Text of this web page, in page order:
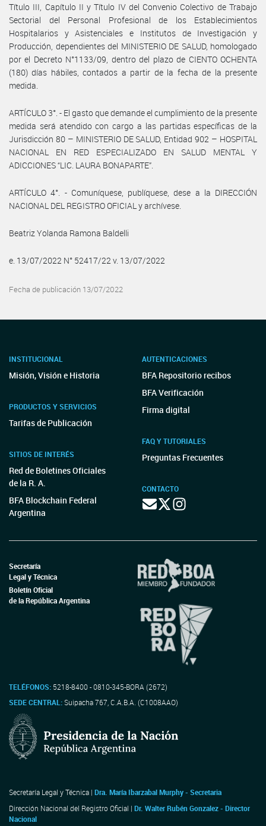
Título III, Capítulo II y Título IV del Convenio Colectivo de Trabajo
Sectorial del Personal Profesional de los Establecimientos
Hospitalarios y Asistenciales e Institutos de Investigación y
Producción, dependientes del MINISTERIO DE SALUD, homologado
por el Decreto N°1133/09, dentro del plazo de CIENTO OCHENTA
(180) días hábiles, contados a partir de la fecha de la presente
medida.
ARTÍCULO 3°. - El gasto que demande el cumplimiento de la presente
medida será atendido con cargo a las partidas específicas de la
Jurisdicción 80 – MINISTERIO DE SALUD, Entidad 902 – HOSPITAL
NACIONAL EN RED ESPECIALIZADO EN SALUD MENTAL Y
ADICCIONES “LIC. LAURA BONAPARTE”.
ARTÍCULO 4°. - Comuníquese, publíquese, dese a la DIRECCIÓN
NACIONAL DEL REGISTRO OFICIAL y archívese.
Beatriz Yolanda Ramona Baldelli
e. 13/07/2022 N° 52417/22 v. 13/07/2022
Fecha de publicación 13/07/2022
INSTITUCIONAL
Misión, Visión e Historia
PRODUCTOS Y SERVICIOS
Tarifas de Publicación
SITIOS DE INTERÉS
Red de Boletines Oficiales
de la R. A.
BFA Blockchain Federal
Argentina
AUTENTICACIONES
BFA Repositorio recibos
BFA Verificación
Firma digital
FAQ Y TUTORIALES
Preguntas Frecuentes
CONTACTO
Secretaría
Legal y Técnica
Boletín Oficial
de la República Argentina
TELÉFONOS: 5218-8400 - 0810-345-BORA (2672)
SEDE CENTRAL:Suipacha 767, C.A.B.A. (C1008AAO)
Secretaría Legal y Técnica | Dra. María Ibarzabal Murphy - Secretaria
Dirección Nacional del Registro Oficial | Dr. Walter Rubén Gonzalez - Director
Nacional